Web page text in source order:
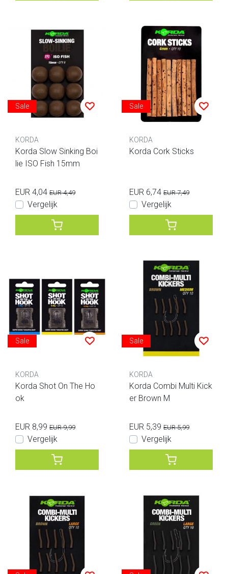
Sale
KORDA
Korda Slow Sinking Boi
lie ISO Fish 15mm
EUR 4,04 EUR 4,49
Vergelijk
Sale
KORDA
Korda Cork Sticks
EUR 6,74 EUR 7,49
Vergelijk
Sale
KORDA
Korda Shot On The Ho
ok
EUR 8,99 EUR 9,99
Vergelijk
Sale
KORDA
Korda Combi Multi Kick
er Brown M
EUR 5,39 EUR 5,99
Vergelijk